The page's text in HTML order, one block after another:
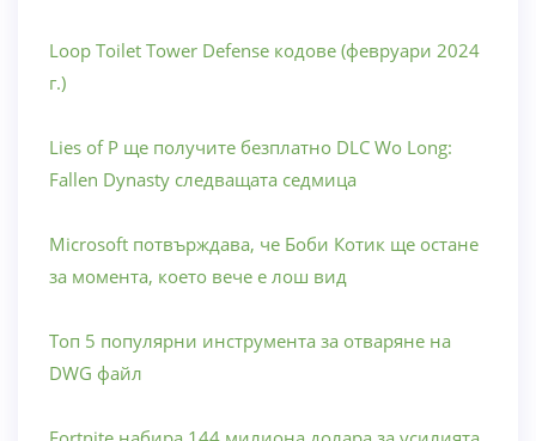
Loop Toilet Tower Defense кодове (февруари 2024
г.)
Lies of P ще получите безплатно DLC Wo Long:
Fallen Dynasty следващата седмица
Microsoft потвърждава, че Боби Котик ще остане
за момента, което вече е лош вид
Топ 5 популярни инструмента за отваряне на
DWG файл